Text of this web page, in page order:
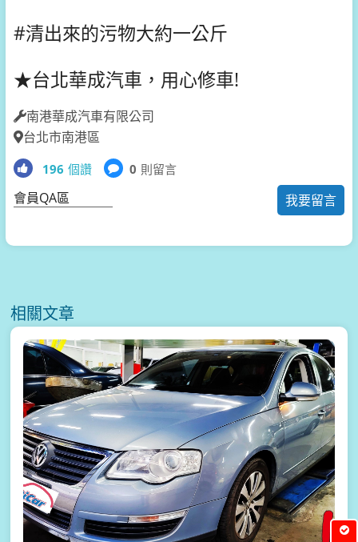
#清出來的污物大約一公斤
★台北華成汽車，用心修車!
南港華成汽車有限公司
台北市南港區
196 個讚 0 則留言
我要留言
會員QA區
相關文章